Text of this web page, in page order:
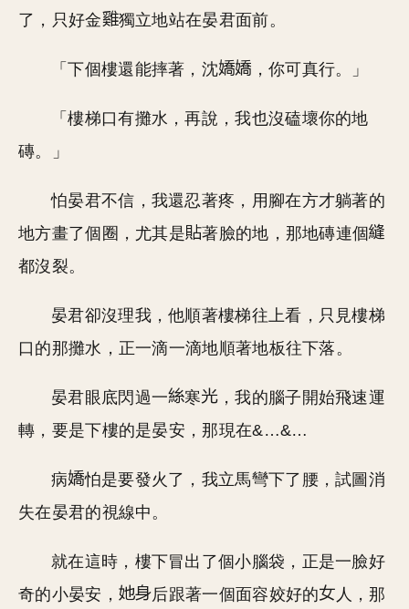
了，只好金
獨立地站在晏君面前。
「下個樓還能摔著，沈 ，你可真行。」
「樓梯口有攤水，再說，我也沒磕壞你的地
磚。」
怕晏君不信，我還忍著疼，用腳在方才躺著的
地方畫了個圈，尤其是
著臉的地，那地磚連個
都沒裂。
晏君卻沒理我，他順著樓梯往上看，只見樓梯
口的那攤水，正一滴一滴地順著地板往下落。
晏君眼底閃過一 寒
，我的腦子開始飛速運
轉，要是下樓的是晏安，那現在&…&…
病
怕是要發火了，我立馬彎下了腰，試圖消
失在晏君的視線中。
就在這時，樓下冒出了個小腦袋，正是一臉好
奇的小晏安，
后跟著一個面容姣好的
人，那